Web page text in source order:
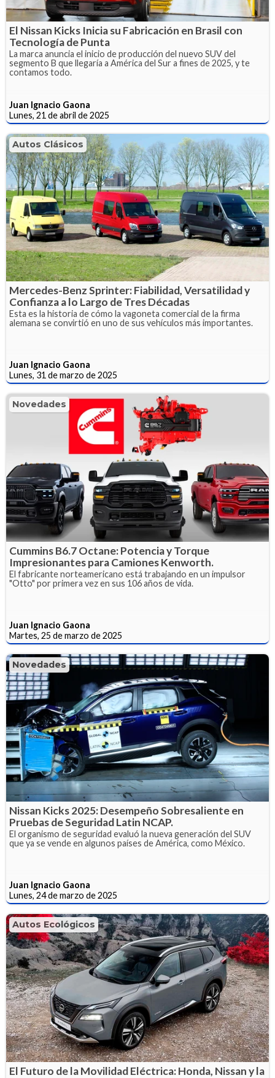
El Nissan Kicks Inicia su Fabricación en Brasil con
Tecnología de Punta
La marca anuncia el inicio de producción del nuevo SUV del
segmento B que llegaría a América del Sur a fines de 2025, y te
contamos todo.
Juan Ignacio Gaona
Lunes, 21 de abril de 2025
Autos Clásicos
Mercedes-Benz Sprinter: Fiabilidad, Versatilidad y
Confianza a lo Largo de Tres Décadas
Esta es la historia de cómo la vagoneta comercial de la firma
alemana se convirtió en uno de sus vehículos más importantes.
Juan Ignacio Gaona
Lunes, 31 de marzo de 2025
Novedades
Cummins B6.7 Octane: Potencia y Torque
Impresionantes para Camiones Kenworth.
El fabricante norteamericano está trabajando en un impulsor
"Otto" por primera vez en sus 106 años de vida.
Juan Ignacio Gaona
Martes, 25 de marzo de 2025
Novedades
Nissan Kicks 2025: Desempeño Sobresaliente en
Pruebas de Seguridad Latin NCAP.
El organismo de seguridad evaluó la nueva generación del SUV
que ya se vende en algunos países de América, como México.
Juan Ignacio Gaona
Lunes, 24 de marzo de 2025
Autos Ecológicos
El Futuro de la Movilidad Eléctrica: Honda, Nissan y la